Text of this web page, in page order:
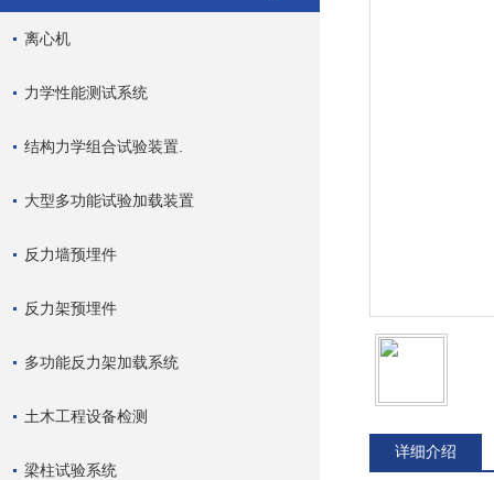
离心机
力学性能测试系统
结构力学组合试验装置.
大型多功能试验加载装置
反力墙预埋件
反力架预埋件
多功能反力架加载系统
土木工程设备检测
梁柱试验系统
详细介绍